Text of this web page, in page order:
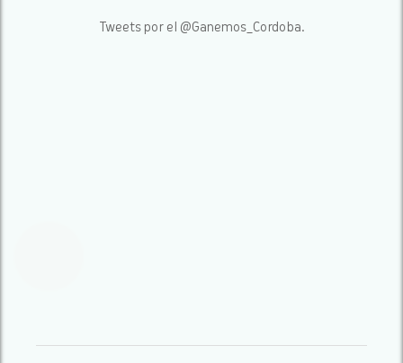
Tweets por el @Ganemos_Cordoba.